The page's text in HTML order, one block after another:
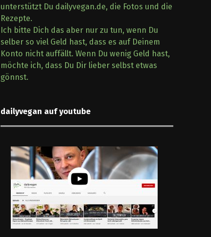
unterstützt Du dailyvegan.de, die Fotos und die
Rezepte.
Ich bitte Dich das aber nur zu tun, wenn Du
selber so viel Geld hast, dass es auf Deinem
Konto nicht auffällt. Wenn Du wenig Geld hast,
möchte ich, dass Du Dir lieber selbst etwas
gönnst.
dailyvegan auf youtube